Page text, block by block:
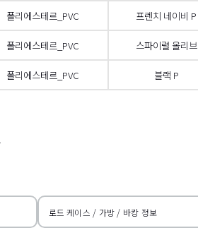
폴리에스테르_PVC 프렌치 네이비 P
폴리에스테르_PVC 스파이럴 올리브
폴리에스테르_PVC 블랙 P
로드 케이스 / 가방 / 바캉 정보